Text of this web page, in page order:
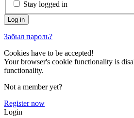
Stay logged in
Забыл пароль?
Cookies have to be accepted!
Your browser's cookie functionality is
functionality.
Not a member yet?
Register now
Login